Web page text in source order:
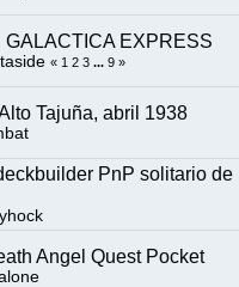
GALACTICA EXPRESS
« 1 2 3 ... 9 »
Tajuña, abril 1938
PnP solitario de
Angel Quest Pocket